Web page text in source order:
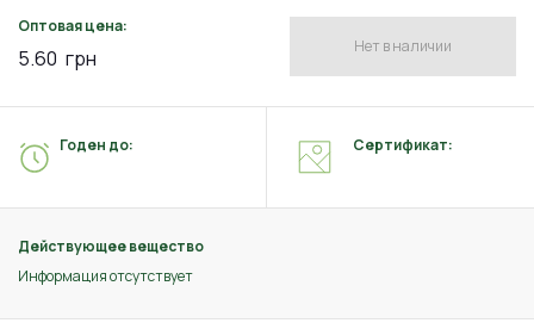
Оптовая цена:
5.60 грн Нет в наличии
Действующее вещество
Информация отсутствует
Годен до: Сертификат: